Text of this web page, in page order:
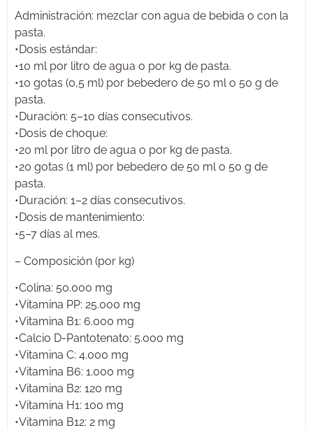
Administración: mezclar con agua de bebida o con la
pasta.
•Dosis estándar:
•10 ml por litro de agua o por kg de pasta.
•10 gotas (0,5 ml) por bebedero de 50 ml o 50 g de
pasta.
•Duración: 5–10 días consecutivos.
•Dosis de choque:
•20 ml por litro de agua o por kg de pasta.
•20 gotas (1 ml) por bebedero de 50 ml o 50 g de
pasta.
•Duración: 1–2 días consecutivos.
•Dosis de mantenimiento:
•5–7 días al mes.
– Composición (por kg)
•Colina: 50.000 mg
•Vitamina PP: 25.000 mg
•Vitamina B1: 6.000 mg
•Calcio D-Pantotenato: 5.000 mg
•Vitamina C: 4.000 mg
•Vitamina B6: 1.000 mg
•Vitamina B2: 120 mg
•Vitamina H1: 100 mg
•Vitamina B12: 2 mg